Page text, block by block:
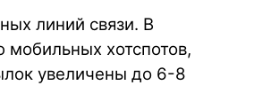
линий связи. В
хотспотов,
увеличены до 6-8